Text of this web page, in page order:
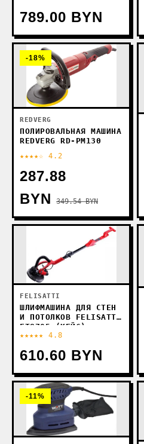
789.00 BYN
-18%
REDVERG
ПОЛИРОВАЛЬНАЯ МАШИНА
REDVERG RD-PM130
★★★★☆ 4.2
287.88
BYN
349.54 BYN
FELISATTI
ШЛИФМАШИНА ДЛЯ СТЕН
И ПОТОЛКОВ FELISATTI
FT8705 (КЕЙС)
★★★★★ 4.8
610.60 BYN
-11%